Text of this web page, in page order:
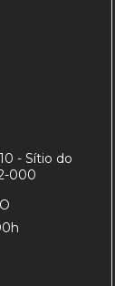
- Sítio do
000